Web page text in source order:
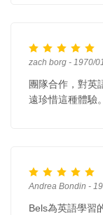
zach borg - 1970/
團隊合作，對英
遠珍惜這種體驗。
Andrea Bondin -
Bels為英語學習